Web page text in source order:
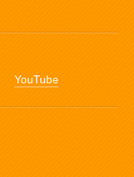
YouTube